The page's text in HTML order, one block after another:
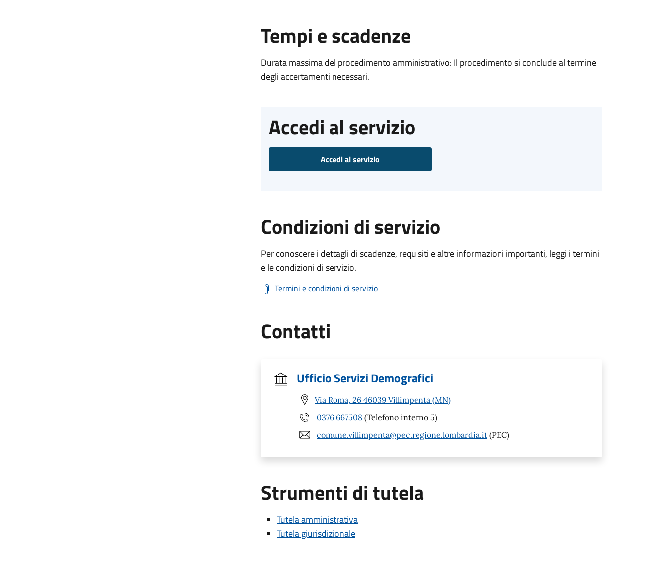
Tempi e scadenze
Durata massima del procedimento amministrativo: Il procedimento si conclude al termine
degli accertamenti necessari.
Accedi al servizio
Accedi al servizio
Condizioni di servizio
Per conoscere i dettagli di scadenze, requisiti e altre informazioni importanti, leggi i termini
e le condizioni di servizio.
Termini e condizioni di servizio
Contatti
Ufficio Servizi Demografici
Via Roma, 26 46039 Villimpenta (MN)
0376 667508 (Telefono interno 5)
comune.villimpenta@pec.regione.lombardia.it (PEC)
Strumenti di tutela
Tutela amministrativa
Tutela giurisdizionale